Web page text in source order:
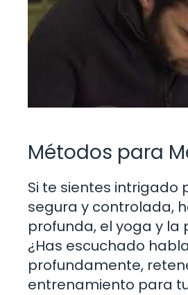
Métodos para
Si te sientes
segura y controlada,
profunda, el yoga y
¿Has escuchado
profundamente,
entrenamiento para